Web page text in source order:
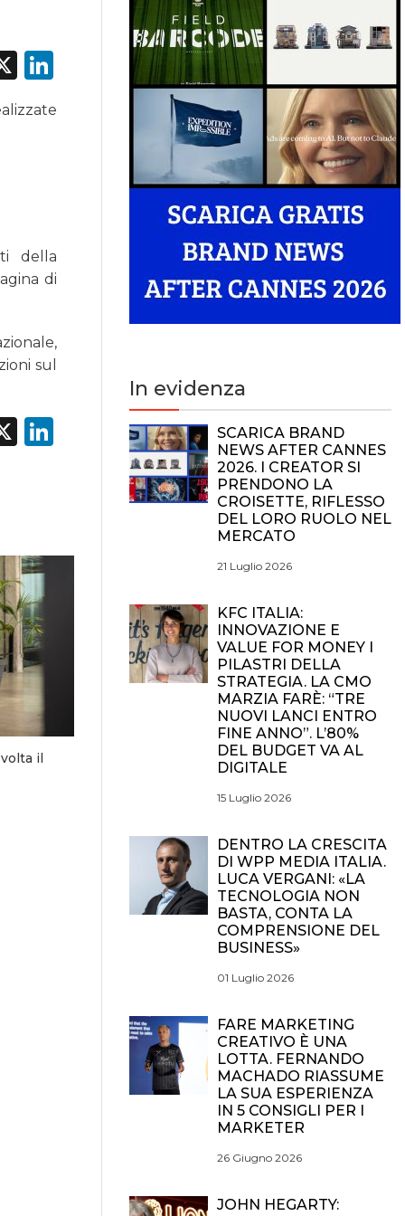
X LinkedIn
della
di
sul
X LinkedIn
il
In evidenza
SCARICA BRAND
NEWS AFTER CANNES
2026. I CREATOR SI
PRENDONO LA
CROISETTE, RIFLESSO
DEL LORO RUOLO NEL
MERCATO
21 Luglio 2026
KFC ITALIA:
INNOVAZIONE E
VALUE FOR MONEY I
PILASTRI DELLA
STRATEGIA. LA CMO
MARZIA FARÈ: “TRE
NUOVI LANCI ENTRO
FINE ANNO”. L’80%
DEL BUDGET VA AL
DIGITALE
15 Luglio 2026
DENTRO LA CRESCITA
DI WPP MEDIA ITALIA.
LUCA VERGANI: «LA
TECNOLOGIA NON
BASTA, CONTA LA
COMPRENSIONE DEL
BUSINESS»
01 Luglio 2026
FARE MARKETING
CREATIVO È UNA
LOTTA. FERNANDO
MACHADO RIASSUME
LA SUA ESPERIENZA
IN 5 CONSIGLI PER I
MARKETER
26 Giugno 2026
JOHN HEGARTY: